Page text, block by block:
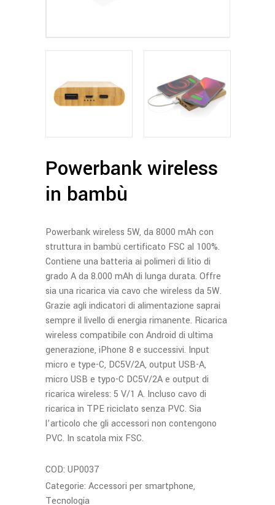
Powerbank wireless
in bambù
Powerbank wireless 5W, da 8000 mAh con
struttura in bambù certificato FSC al 100%.
Contiene una batteria ai polimeri di litio di
grado A da 8.000 mAh di lunga durata. Offre
sia una ricarica via cavo che wireless da 5W.
Grazie agli indicatori di alimentazione saprai
sempre il livello di energia rimanente. Ricarica
wireless compatibile con Android di ultima
generazione, iPhone 8 e successivi. Input
micro e type-C, DC5V/2A, output USB-A,
micro USB e typo-C DC5V/2A e output di
ricarica wireless: 5 V/1 A. Incluso cavo di
ricarica in TPE riciclato senza PVC. Sia
l’articolo che gli accessori non contengono
PVC. In scatola mix FSC.
COD: UP0037
Categorie: Accessori per smartphone,
Tecnologia